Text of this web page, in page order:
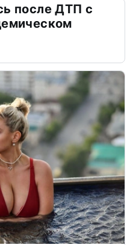
после ДТП с